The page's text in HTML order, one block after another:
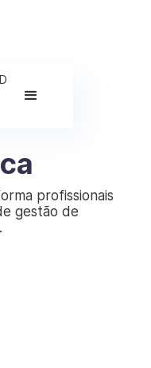
profissionais
gestão de